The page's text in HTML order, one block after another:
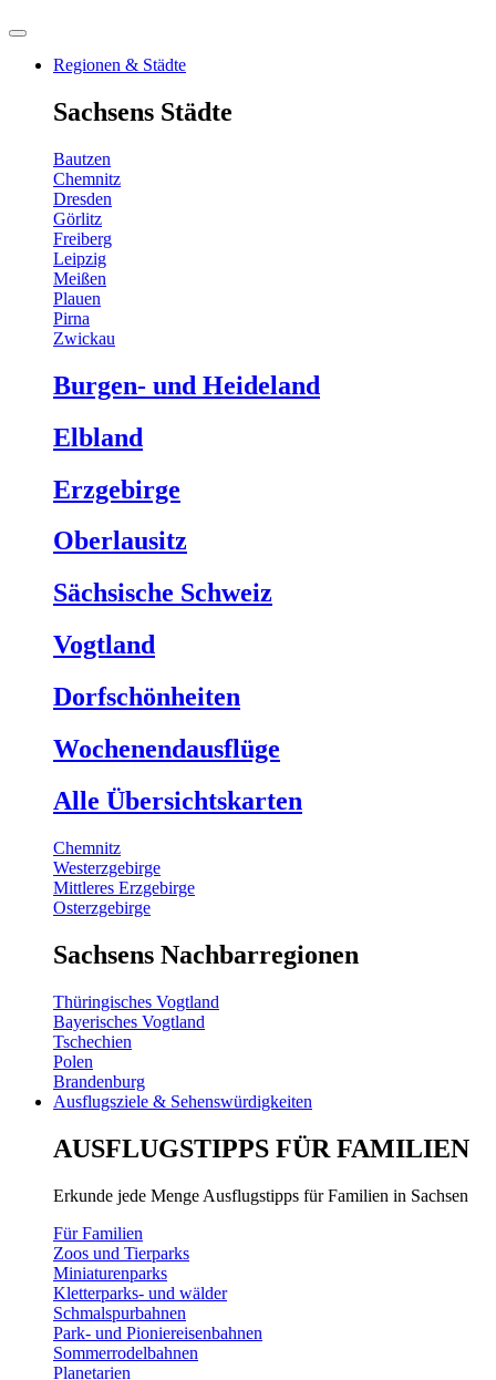
Regionen & Städte
Sachsens Städte
Bautzen
Chemnitz
Dresden
Görlitz
Freiberg
Leipzig
Meißen
Plauen
Pirna
Zwickau
Burgen- und Heideland
Elbland
Erzgebirge
Oberlausitz
Sächsische Schweiz
Vogtland
Dorfschönheiten
Wochenendausflüge
Alle Übersichtskarten
Chemnitz
Westerzgebirge
Mittleres Erzgebirge
Osterzgebirge
Sachsens Nachbarregionen
Thüringisches Vogtland
Bayerisches Vogtland
Tschechien
Polen
Brandenburg
Ausflugsziele & Sehenswürdigkeiten
AUSFLUGSTIPPS FÜR FAMILIEN
Erkunde jede Menge Ausflugstipps für Familien in Sachsen
Für Familien
Zoos und Tierparks
Miniaturenparks
Kletterparks- und wälder
Schmalspurbahnen
Park- und Pioniereisenbahnen
Sommerrodelbahnen
Planetarien